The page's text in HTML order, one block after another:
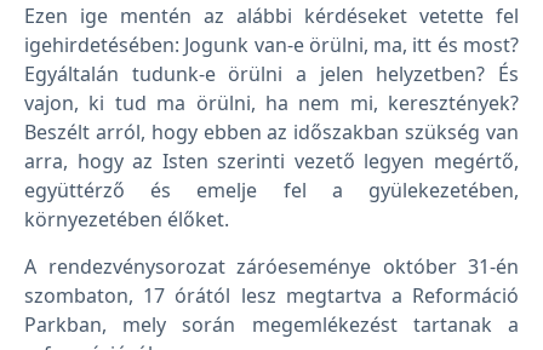
Ezen ige mentén az alábbi kérdéseket vetette fel
igehirdetésében: Jogunk van-e örülni, ma, itt és most?
Egyáltalán tudunk-e örülni a jelen helyzetben? És
vajon, ki tud ma örülni, ha nem mi, keresztények?
Beszélt arról, hogy ebben az időszakban szükség van
arra, hogy az Isten szerinti vezető legyen megértő,
együttérző és emelje fel a gyülekezetében,
környezetében élőket.
A rendezvénysorozat záróeseménye október 31-én
szombaton, 17 órától lesz megtartva a Reformáció
Parkban, mely során megemlékezést tartanak a